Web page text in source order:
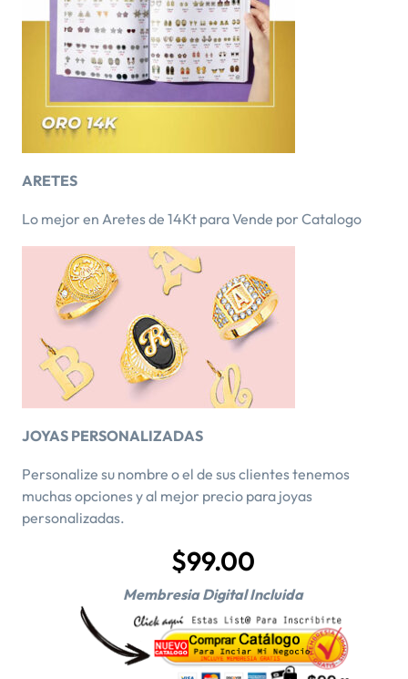
ARETES
Lo mejor en Aretes de 14Kt para Vende por Catalogo
JOYAS PERSONALIZADAS
Personalize su nombre o el de sus clientes tenemos
muchas opciones y al mejor precio para joyas
personalizadas.
$99.00
Membresia Digital Incluida